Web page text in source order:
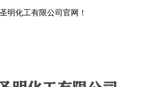
明化工有限公司官网！